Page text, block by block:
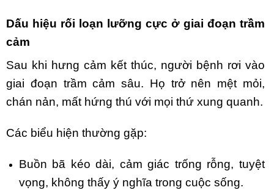
Dấu hiệu rối loạn lưỡng cực ở giai đoạn trầm
cảm
Sau khi hưng cảm kết thúc, người bệnh rơi vào
giai đoạn trầm cảm sâu. Họ trở nên mệt mỏi,
chán nản, mất hứng thú với mọi thứ xung quanh.
Các biểu hiện thường gặp:
Buồn bã kéo dài, cảm giác trống rỗng, tuyệt
vọng, không thấy ý nghĩa trong cuộc sống.